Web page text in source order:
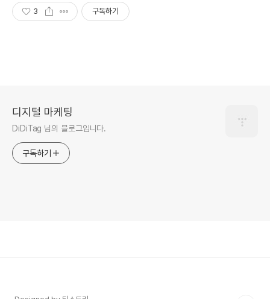
3 구독하기
디지털 마케팅
DiDiTag 님의 블로그입니다.
구독하기